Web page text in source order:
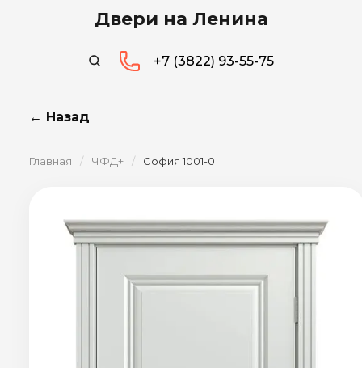
Двери на Ленина
+7 (3822) 93-55-75
← Назад
Главная / ЧФД+ / София 1001-0